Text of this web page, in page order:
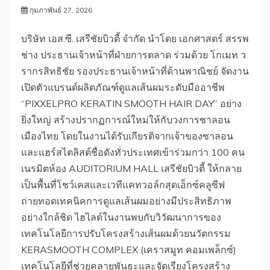
กุมภาพันธ์ 27, 2026
บริษัท เอส.ซี. เสรีชัยบิวตี้ จำกัด นำโดย เอกศาสตร์ สรรพ
ช่าง ประธานเจ้าหน้าที่ฝ่ายการตลาด ร่วมด้วย โกเมท ว
รากรสิทธิชัย รองประธานเจ้าหน้าที่ด้านพาณิชย์ จัดงาน
เปิดตัวแบรนด์ผลิตภัณฑ์ดูแลเส้นผมระดับมืออาชีพ
“PIXXELPRO KERATIN SMOOTH HAIR DAY” อย่าง
ยิ่งใหญ่ สร้างปรากฏการณ์ใหม่ให้กับวงการซาลอน
เมืองไทย โดยในงานได้รับเกียรติจากเจ้าของซาลอน
และแฮร์สไตลิสต์ชื่อดังทั่วประเทศเข้าร่วมกว่า 100 คน
เนรมิตห้อง AUDITORIUM HALL เสรีชัยบิวตี้ ให้กลาย
เป็นพื้นที่โชว์เคสและเวทีแคทวอล์กสุดเอ็กซ์คลูซีฟ
ถ่ายทอดเทคนิคการดูแลเส้นผมอย่างมีประสิทธิภาพ
อย่างใกล้ชิด ไฮไลต์ในงานพบกับวิวัฒนาการของ
เทคโนโลยีการปรับโครงสร้างเส้นผมด้วยนวัตกรรม
KERASMOOTH COMPLEX (เคราสมูท คอมเพล็กซ์)
เทคโนโลยีที่ช่วยคลายพันธะและจัดเรียงโครงสร้าง